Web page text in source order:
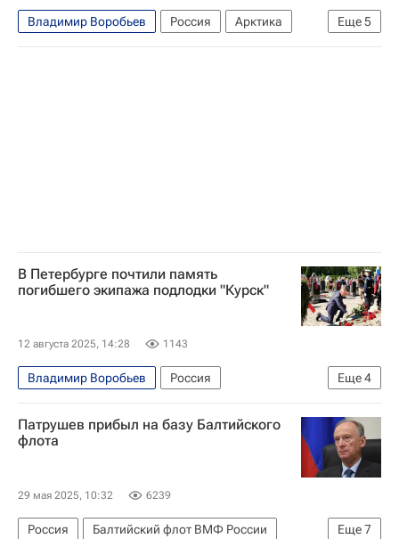
Общество
Еще5
Владимир Воробьев Россия
Арктика
Андрей Пучков
Владимир Путин
В Петербурге почтили память
погибшего экипажа подлодки "Курск"
12 августа 2025, 14:28 1143
Еще4
Владимир Воробьев
Россия
Санкт-Петербург
Баренцево море
Александр Беглов
Патрушев прибыл на базу Балтийского
флота
29 мая 2025, 10:32 6239
Еще7
Россия
Балтийский флот ВМФ России